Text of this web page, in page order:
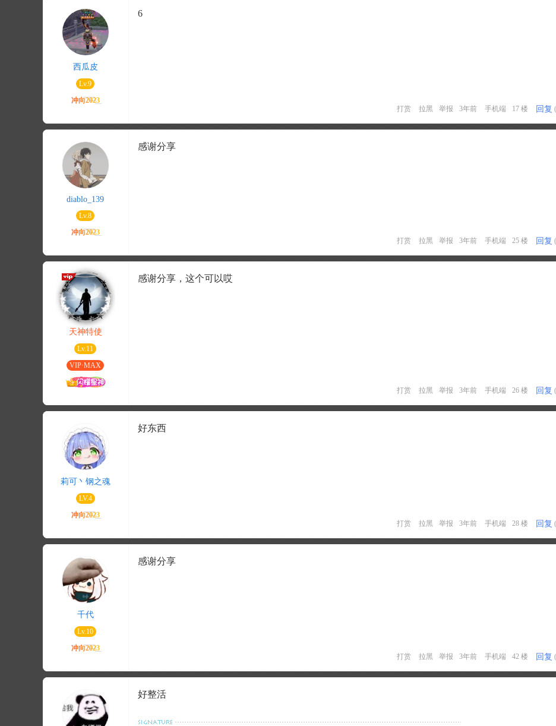
西瓜皮
Lv.9
6
打赏 拉黑 举报 3年前 手机端 17 楼 回复
diablo_139
Lv.8
感谢分享
打赏 拉黑 举报 3年前 手机端 25 楼 回复
天神特使
Lv.11
VIP·MAX
感谢分享，这个可以哎
打赏 拉黑 举报 3年前 手机端 26 楼 回复
莉可丶钢之魂
LV.4
好东西
打赏 拉黑 举报 3年前 手机端 28 楼 回复
千代
Lv.10
感谢分享
打赏 拉黑 举报 3年前 手机端 42 楼 回复
好整活